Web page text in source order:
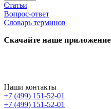
Статьи
Вопрос-ответ
Словарь терминов
Скачайте наше приложение
Наши контакты
+7 (499) 151-52-01
+7 (499) 151-52-01